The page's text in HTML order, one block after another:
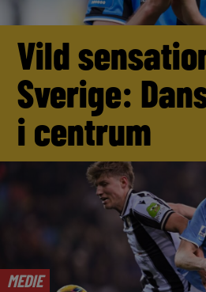
Vild
Sverige:
i centrum
MEDIE